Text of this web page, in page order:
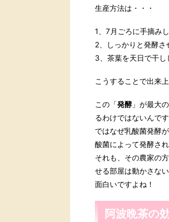
生産方法は・・・
1、7月ごろに手摘み
2、しっかりと発酵さ
3、茶葉を天日で干し
こうすることで出来上
この「発酵」が最大
るわけではないんです
ではなぜ乳酸菌発酵
酸菌によって発酵さ
それも、その農家の
せる部屋は動かさな
面白いですよね！
阿波晩茶の